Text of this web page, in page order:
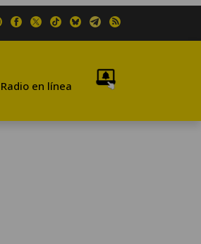
Radio en línea